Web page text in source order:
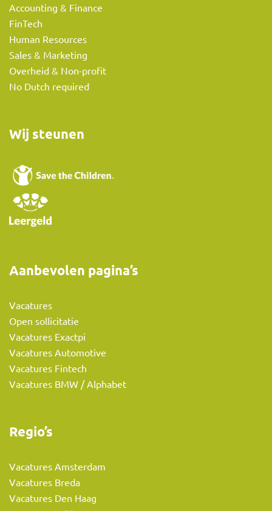
Accounting & Finance
FinTech
Human Resources
Sales & Marketing
Overheid & Non-profit
No Dutch required
Wij steunen
Aanbevolen pagina’s
Vacatures
Open sollicitatie
Vacatures Exactpi
Vacatures Automotive
Vacatures Fintech
Vacatures BMW / Alphabet
Regio’s
Vacatures Amsterdam
Vacatures Breda
Vacatures Den Haag